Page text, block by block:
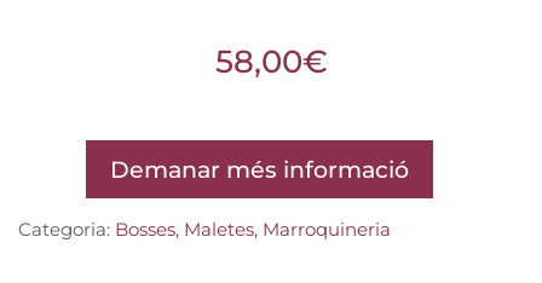
58,00€
Demanar més informació
Categoria: Bosses, Maletes, Marroquineria